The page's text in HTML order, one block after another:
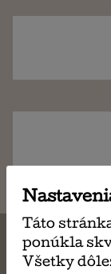
Táto
ponúkla
Všetky